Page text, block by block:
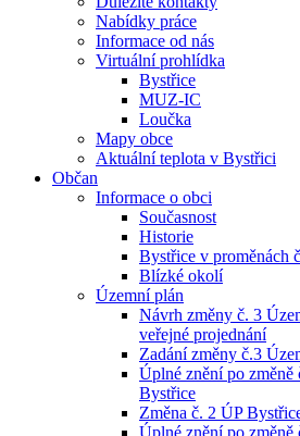
Nabídky práce
Informace od nás
Virtuální prohlídka
Bystřice
MUZ-IC
Loučka
Mapy obce
Aktuální teplota v Bystřici
Občan
Informace o obci
Současnost
Historie
Bystřice v proměnách
Blízké okolí
Územní plán
Návrh změny č. 3
veřejné projednání
Zadání změny č.3
Úplné znění po
Bystřice
Změna č. 2 ÚP
Úplné znění po